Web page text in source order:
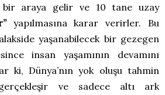
bir araya gelir ve 10 tane uzay
yapılmasına karar verirler. Bu
yaşanabilecek bir gezegen
insan yaşamının devamını
ki, Dünya’nın yok oluşu tahmin
ve sadece altı ark